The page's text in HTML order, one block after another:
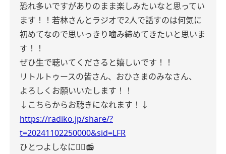
恐れ多いですがありのまま楽しみたいなと思ってい
ます！！若林さんとラジオで2人で話すのは何気に
初めてなので思いっきり噛み締めてきたいと思いま
す！！
ぜひ生で聴いてくださると嬉しいです！！
リトルトゥースの皆さん、おひさまのみなさん、
よろしくお願いいたします！！
↓こちらからお聴きになれます！↓
https://radiko.jp/share/?
t=20241102250000&sid=LFR
ひとつよしなに☝🏻📻